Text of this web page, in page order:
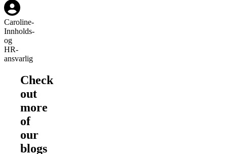
Caroline-
Innholds-
og
HR-
ansvarlig
Check
out
more
of
our
blogs